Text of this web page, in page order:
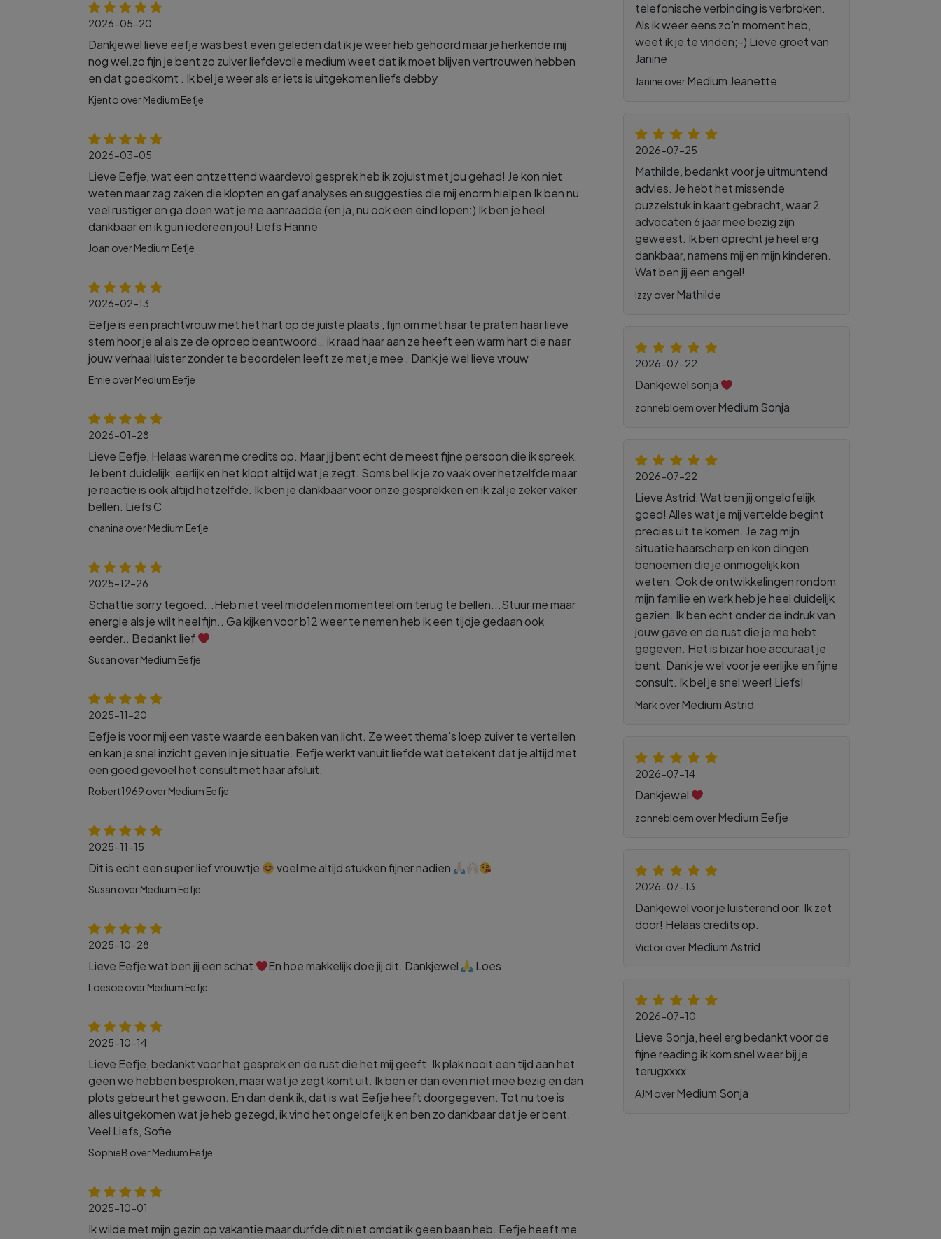
2026-05-20
Dankjewel lieve eefje was best even geleden dat ik je weer heb gehoord maar je herkende mij
nog wel.zo fijn je bent zo zuiver liefdevolle medium weet dat ik moet blijven vertrouwen hebben
en dat goedkomt . Ik bel je weer als er iets is uitgekomen liefs debby
Kjento over Medium Eefje
2026-03-05
Lieve Eefje, wat een ontzettend waardevol gesprek heb ik zojuist met jou gehad! Je kon niet
weten maar zag zaken die klopten en gaf analyses en suggesties die mij enorm hielpen Ik ben nu
veel rustiger en ga doen wat je me aanraadde (en ja, nu ook een eind lopen:) Ik ben je heel
dankbaar en ik gun iedereen jou! Liefs Hanne
Joan over Medium Eefje
2026-02-13
Eefje is een prachtvrouw met het hart op de juiste plaats , fijn om met haar te praten haar lieve
stem hoor je al als ze de oproep beantwoord… ik raad haar aan ze heeft een warm hart die naar
jouw verhaal luister zonder te beoordelen leeft ze met je mee . Dank je wel lieve vrouw
Emie over Medium Eefje
2026-01-28
Lieve Eefje, Helaas waren me credits op. Maar jij bent echt de meest fijne persoon die ik spreek.
Je bent duidelijk, eerlijk en het klopt altijd wat je zegt. Soms bel ik je zo vaak over hetzelfde maar
je reactie is ook altijd hetzelfde. Ik ben je dankbaar voor onze gesprekken en ik zal je zeker vaker
bellen. Liefs C
chanina over Medium Eefje
2025-12-26
Schattie sorry tegoed...Heb niet veel middelen momenteel om terug te bellen...Stuur me maar
energie als je wilt heel fijn.. Ga kijken voor b12 weer te nemen heb ik een tijdje gedaan ook
eerder.. Bedankt lief
Susan over Medium Eefje
2025-11-20
Eefje is voor mij een vaste waarde een baken van licht. Ze weet thema's loep zuiver te vertellen
en kan je snel inzicht geven in je situatie. Eefje werkt vanuit liefde wat betekent dat je altijd met
een goed gevoel het consult met haar afsluit.
Robert1969 over Medium Eefje
2025-11-15
Dit is echt een super lief vrouwtje voel me altijd stukken fijner nadien
Susan over Medium Eefje
2025-10-28
Lieve Eefje wat ben jij een schat En hoe makkelijk doe jij dit. Dankjewel Loes
Loesoe over Medium Eefje
2025-10-14
Lieve Eefje, bedankt voor het gesprek en de rust die het mij geeft. Ik plak nooit een tijd aan het
geen we hebben besproken, maar wat je zegt komt uit. Ik ben er dan even niet mee bezig en dan
plots gebeurt het gewoon. En dan denk ik, dat is wat Eefje heeft doorgegeven. Tot nu toe is
alles uitgekomen wat je heb gezegd, ik vind het ongelofelijk en ben zo dankbaar dat je er bent.
Veel Liefs, Sofie
SophieB over Medium Eefje
2025-10-01
Ik wilde met mijn gezin op vakantie maar durfde dit niet omdat ik geen baan heb. Eefje heeft me
telefonische verbinding is verbroken.
Als ik weer eens zo'n moment heb,
weet ik je te vinden;-) Lieve groet van
Janine
Janine overMedium Jeanette
2026-07-25
Mathilde, bedankt voor je uitmuntend
advies. Je hebt het missende
puzzelstuk in kaart gebracht, waar 2
advocaten 6 jaar mee bezig zijn
geweest. Ik ben oprecht je heel erg
dankbaar, namens mij en mijn kinderen.
Wat ben jij een engel!
Izzy overMathilde
2026-07-22
Dankjewel sonja
zonnebloem overMedium Sonja
2026-07-22
Lieve Astrid, Wat ben jij ongelofelijk
goed! Alles wat je mij vertelde begint
precies uit te komen. Je zag mijn
situatie haarscherp en kon dingen
benoemen die je onmogelijk kon
weten. Ook de ontwikkelingen rondom
mijn familie en werk heb je heel duidelijk
gezien. Ik ben echt onder de indruk van
jouw gave en de rust die je me hebt
gegeven. Het is bizar hoe accuraat je
bent. Dank je wel voor je eerlijke en fijne
consult. Ik bel je snel weer! Liefs!
Mark overMedium Astrid
2026-07-14
Dankjewel
zonnebloem overMedium Eefje
2026-07-13
Dankjewel voor je luisterend oor. Ik zet
door! Helaas credits op.
Victor overMedium Astrid
2026-07-10
Lieve Sonja, heel erg bedankt voor de
fijne reading ik kom snel weer bij je
terugxxxx
AJM overMedium Sonja